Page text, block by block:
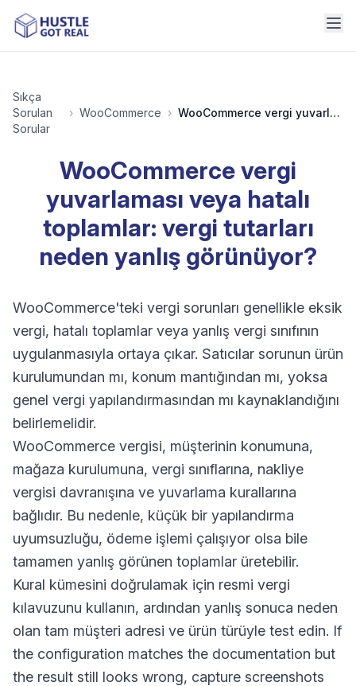
Sıkça
Sorulan
Sorular
› WooCommerce › WooCommerce vergi yuvarlaması veya hatalı toplamlar: vergi tutarları neden yanlış görünüyor?
WooCommerce vergi
yuvarlaması veya hatalı
toplamlar: vergi tutarları
neden yanlış görünüyor?
WooCommerce'teki vergi sorunları genellikle eksik
vergi, hatalı toplamlar veya yanlış vergi sınıfının
uygulanmasıyla ortaya çıkar. Satıcılar sorunun ürün
kurulumundan mı, konum mantığından mı, yoksa
genel vergi yapılandırmasından mı kaynaklandığını
belirlemelidir.
WooCommerce vergisi, müşterinin konumuna,
mağaza kurulumuna, vergi sınıflarına, nakliye
vergisi davranışına ve yuvarlama kurallarına
bağlıdır. Bu nedenle, küçük bir yapılandırma
uyumsuzluğu, ödeme işlemi çalışıyor olsa bile
tamamen yanlış görünen toplamlar üretebilir.
Kural kümesini doğrulamak için resmi vergi
kılavuzunu kullanın, ardından yanlış sonuca neden
olan tam müşteri adresi ve ürün türüyle test edin. If
the configuration matches the documentation but
the result still looks wrong, capture screenshots